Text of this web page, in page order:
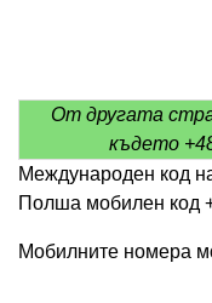
От другата
където
Международен код
Полша мобилен код
Мобилните номера